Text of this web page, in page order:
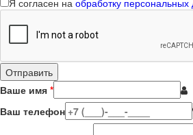
Я согласен на обработку
Ваше имя *
Ваш телефон